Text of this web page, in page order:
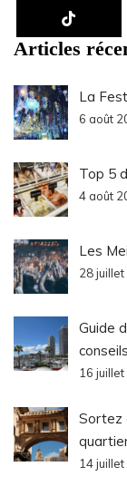
Articles
La
6 août
Top 5
4 août
Les
28
Guide
conseils
16
Sortez
14